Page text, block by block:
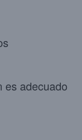
es adecuado